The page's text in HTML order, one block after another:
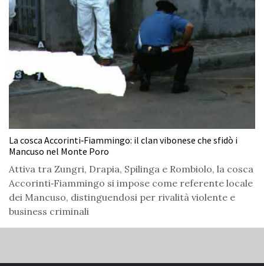
La cosca Accorinti‑Fiammingo: il clan vibonese che sfidò i
Mancuso nel Monte Poro
Attiva tra Zungri, Drapia, Spilinga e Rombiolo, la cosca
Accorinti‑Fiammingo si impose come referente locale
dei Mancuso, distinguendosi per rivalità violente e
business criminali